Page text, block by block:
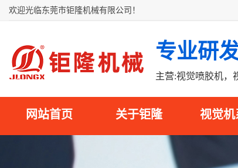
欢迎光临东莞市钜隆机械有限公司！
专业研
主营:视觉喷胶机，
网站首页 关于钜隆 视觉机